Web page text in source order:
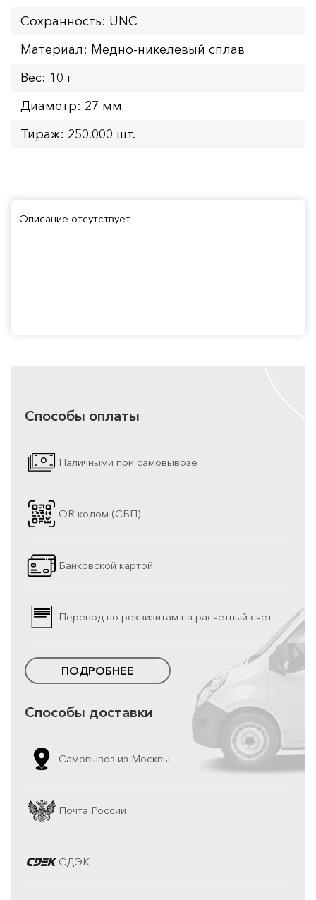
Сохранность: UNC
Материал: Медно-никелевый сплав
Вес: 10 г
Диаметр: 27 мм
Тираж: 250.000 шт.
Описание отсутствует
Способы оплаты
Наличными при самовывозе
QR кодом (СБП)
Банковской картой
Перевод по реквизитам на расчетный счет
ПОДРОБНЕЕ
Способы доставки
Самовывоз из Москвы
Почта России
СДЭК